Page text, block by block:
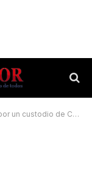
de Cristina Kirchner